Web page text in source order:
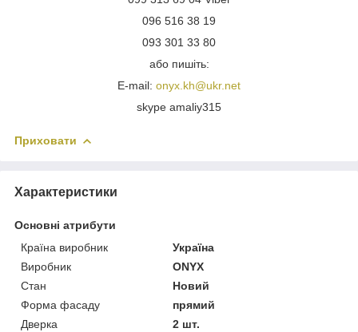
096 516 38 19
093 301 33 80
або пишіть:
E-mail: onyx.kh@ukr.net
skype amaliy315
Приховати
Характеристики
Основні атрибути
Країна виробник
Україна
Виробник
ONYX
Стан
Новий
Форма фасаду
прямий
Дверка
2 шт.